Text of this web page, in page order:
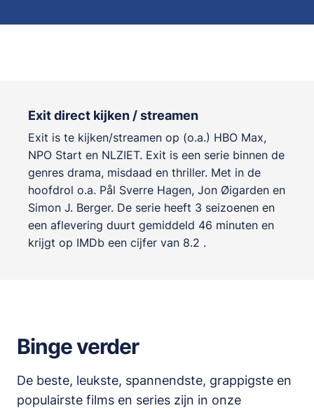
Exit direct kijken / streamen
Exit is te kijken/streamen op (o.a.) HBO Max,
NPO Start en NLZIET. Exit is een serie binnen de
genres drama, misdaad en thriller. Met in de
hoofdrol o.a. Pål Sverre Hagen, Jon Øigarden en
Simon J. Berger. De serie heeft 3 seizoenen en
een aflevering duurt gemiddeld 46 minuten en
krijgt op IMDb een cijfer van 8.2 .
Binge verder
De beste, leukste, spannendste, grappigste en
populairste films en series zijn in onze